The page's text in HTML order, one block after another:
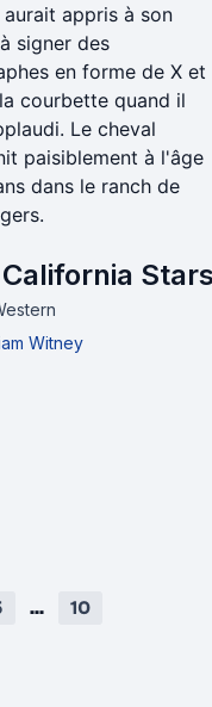
aurait appris à son
signer des
en forme de X et
courbette quand il
Le cheval
paisiblement à l'âge
dans le ranch de
Witney
... 10